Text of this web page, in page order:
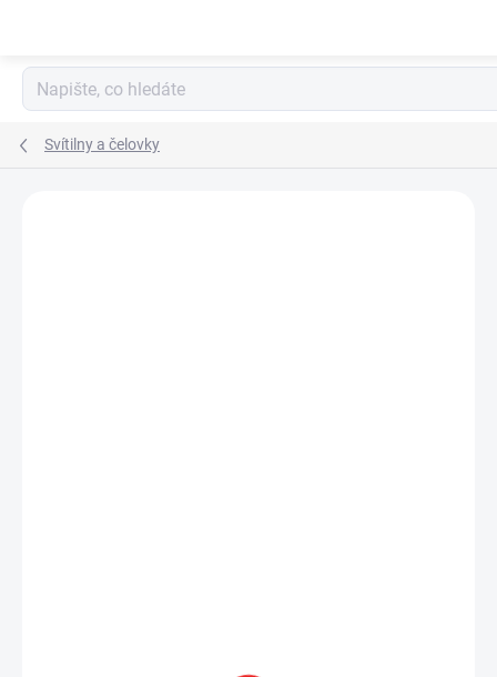
Svítilny a čelovky